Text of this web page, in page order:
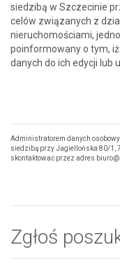
siedzibą w Szczecinie
celów związanych z
nieruchomościami,
poinformowany o tym,
danych do ich edycji lub
Administratorem danych
siedzibą przy Jagiellońska 80/1,
skontaktować przez adres
Zgłoś